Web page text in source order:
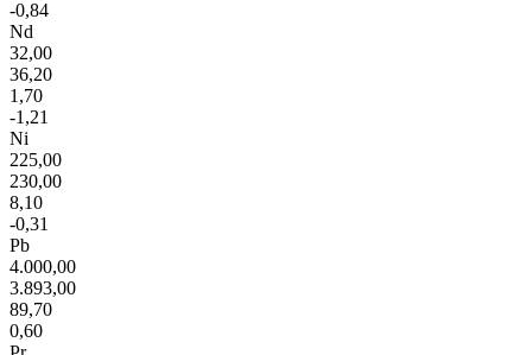
-0,84
Nd
32,00
36,20
1,70
-1,21
Ni
225,00
230,00
8,10
-0,31
Pb
4.000,00
3.893,00
89,70
0,60